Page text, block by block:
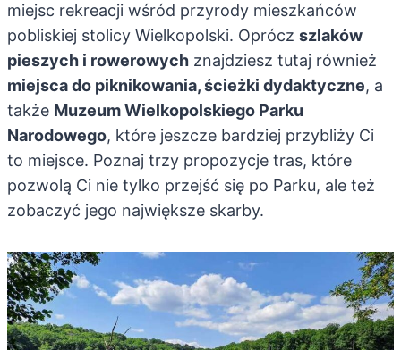
miejsc rekreacji wśród przyrody mieszkańców
pobliskiej stolicy Wielkopolski. Oprócz szlaków
pieszych i rowerowych znajdziesz tutaj również
miejsca do piknikowania, ścieżki dydaktyczne, a
także Muzeum Wielkopolskiego Parku
Narodowego, które jeszcze bardziej przybliży Ci
to miejsce. Poznaj trzy propozycje tras, które
pozwolą Ci nie tylko przejść się po Parku, ale też
zobaczyć jego największe skarby.